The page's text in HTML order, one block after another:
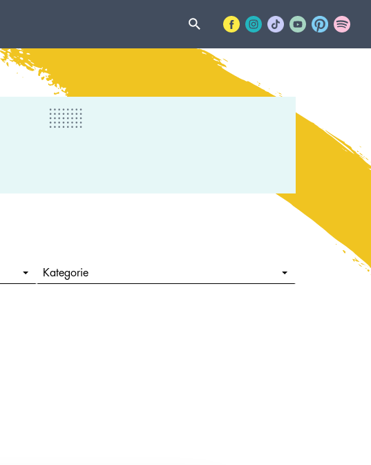
Kategorie